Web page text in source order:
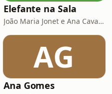
Elefante na Sala
João Maria Jonet e Ana Cavalieri
AG
Ana Gomes